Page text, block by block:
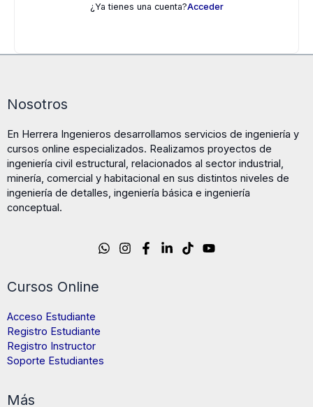
¿Ya tienes una cuenta?Acceder
Nosotros
En Herrera Ingenieros desarrollamos servicios de ingeniería y
cursos online especializados. Realizamos proyectos de
ingeniería civil estructural, relacionados al sector industrial,
minería, comercial y habitacional en sus distintos niveles de
ingeniería de detalles, ingeniería básica e ingeniería
conceptual.
Cursos Online
Acceso Estudiante
Registro Estudiante
Registro Instructor
Soporte Estudiantes
Más